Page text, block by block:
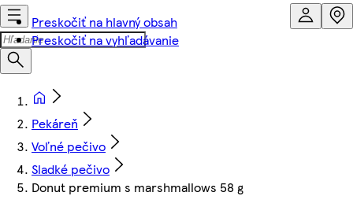
Preskočiť na hlavný obsah
Preskočiť na vyhľadávanie
Pekáreň
Voľné pečivo
Sladké pečivo
Donut premium s marshmallows 58 g